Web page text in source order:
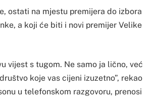
ostati na mjestu premijera do izbora
a koji će biti i novi premijer Velike
vijest s tugom. Ne samo ja lično, već
koje vas cijeni izuzetno”, rekao
u telefonskom razgovoru, prenosi